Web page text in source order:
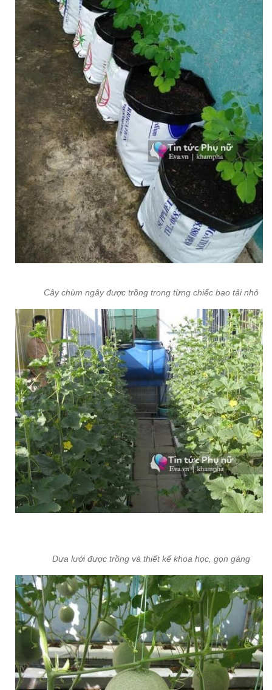
Cây chùm ngây được trồng trong từng chiếc bao tải nhỏ
Dưa lưới được trồng và thiết kế khoa học, gọn gàng